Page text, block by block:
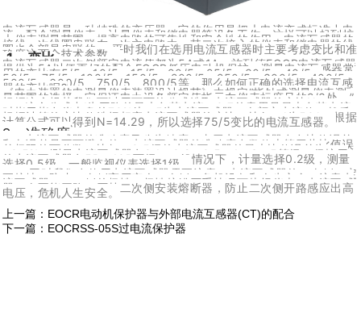
电流互感器是一种特殊的变压器，它的作用是把大电流变成标准小电
流，配合测量仪表、计量仪表和继电器等设备工作。这样可以起到扩
大仪表测量范围，提高电路的可靠性和安全性的作用。电流互感器的
接线一次线圈串联在一次主电路中，其二次接入的仪表和继电器的线
圈也全部是串联的。 平时我们在选用电流互感器时主要考虑变比和准
确度这两个技术参数。
1、变比
电流互感器二次侧额定电流值都为5A或1A，施耐德EOCR电流互感器
提供为5A以便更好的配合EOCR低压电动机保护。测量电流互感器常
用的变比有5/5、10/5、15/5、20/5、25/5、30/5、40/5、
50/5、75/5、100/5、150/5、200/5、250/5、300/5、400/5、
500/5、600/5、750/5、800/5等，那么如何正确的选择电流互感
器的变比呢?
《电力装置的电测量仪表装置设计规范》中规定“指针式测量仪表测
量范围的选择，宜保证电力设备额定值指示在仪表标度尺的2/3处。”
根据这个规范我们可以用下面的公式选取电流互感器的变比N。
这个公式中I为回路的最大负荷电流，0.7的意思是最大负荷电流
时指示指在仪表盘的70%处，5为电流互感器二次额定电流值。然后
根据计算的变比值选择相应电流互感器的变比。比如，I为50A，根据
计算公式可以得到N=14.29，所以选择75/5变比的电流互感器。
2、准确度
电流互感器的准确度又称为精度，由于电流互感器存在比值误差
和角误差是不可避免的。电流互感器的准确度在数值上等于此比值误
差极限的百分数。比如，0.5级的电流互感器的最大比值误差为
±0.5%。测量电流互感器有0.1、0.2、0.5、1、3、5等级，保护用
的电流互感器有5P、10P两级。一般情况下，计量选择0.2级，测量
选择0.5级，一般监视仪表选择1级。
同时我们在使用电流互感器需要注意：电流互感器的二次侧一定
要接地，防止一次侧高压窜人二次侧，危机设备和人生安全；注意电
流互感器一、二侧的极性，极性接错严重情况下烧损仪表；电流互感
器二次不能开路，严禁二次侧安装熔断器，防止二次侧开路感应出高
电压，危机人生安全。
上一篇： EOCR电动机保护器与外部电流互感器(CT)的配合
下一篇： EOCRSS-05S过电流保护器